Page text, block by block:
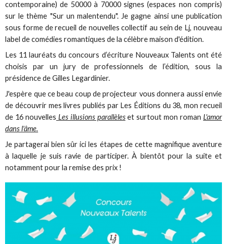
contemporaine) de 50000 à 70000 signes (espaces non compris)
sur le thème "Sur un malentendu". Je gagne ainsi une publication
sous forme de recueil de nouvelles collectif au sein de Lj, nouveau
label de comédies romantiques de la célèbre maison d'édition.
Les 11 lauréats du concours d’écriture Nouveaux Talents ont été
choisis par un jury de professionnels de l’édition, sous la
présidence de Gilles Legardinier.
J'espère que ce beau coup de projecteur vous donnera aussi envie
de découvrir mes livres publiés par Les Éditions du 38, mon recueil
de 16 nouvelles Les illusions parallèleset surtout mon roman L'amor
dans l'âme.
Je partagerai bien sûr ici les étapes de cette magnifique aventure
à laquelle je suis ravie de participer. À bientôt pour la suite et
notamment pour la remise des prix !